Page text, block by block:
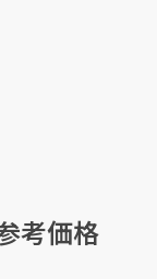
考価格